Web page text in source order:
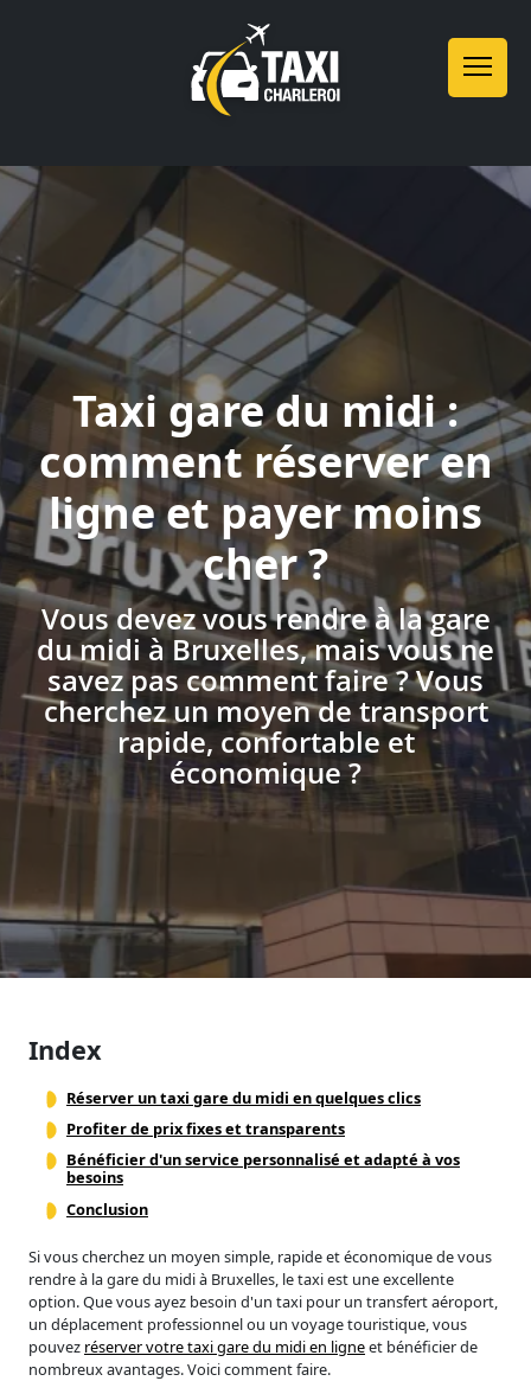
Taxi gare du midi :
comment réserver en
ligne et payer moins
cher ?
Vous devez vous rendre à la gare
du midi à Bruxelles, mais vous ne
savez pas comment faire ? Vous
cherchez un moyen de transport
rapide, confortable et
économique ?
Index
Réserver un taxi gare du midi en quelques clics
Profiter de prix fixes et transparents
Bénéficier d'un service personnalisé et adapté à vos
besoins
Conclusion
Si vous cherchez un moyen simple, rapide et économique de vous
rendre à la gare du midi à Bruxelles, le taxi est une excellente
option. Que vous ayez besoin d'un taxi pour un transfert aéroport,
un déplacement professionnel ou un voyage touristique, vous
pouvez réserver votre taxi gare du midi en ligneet bénéficier de
nombreux avantages. Voici comment faire.